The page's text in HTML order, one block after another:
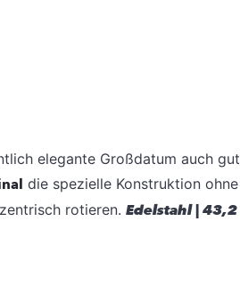
elegante Großdatum auch gut
die spezielle Konstruktion ohne
rotieren. Edelstahl | 43,2